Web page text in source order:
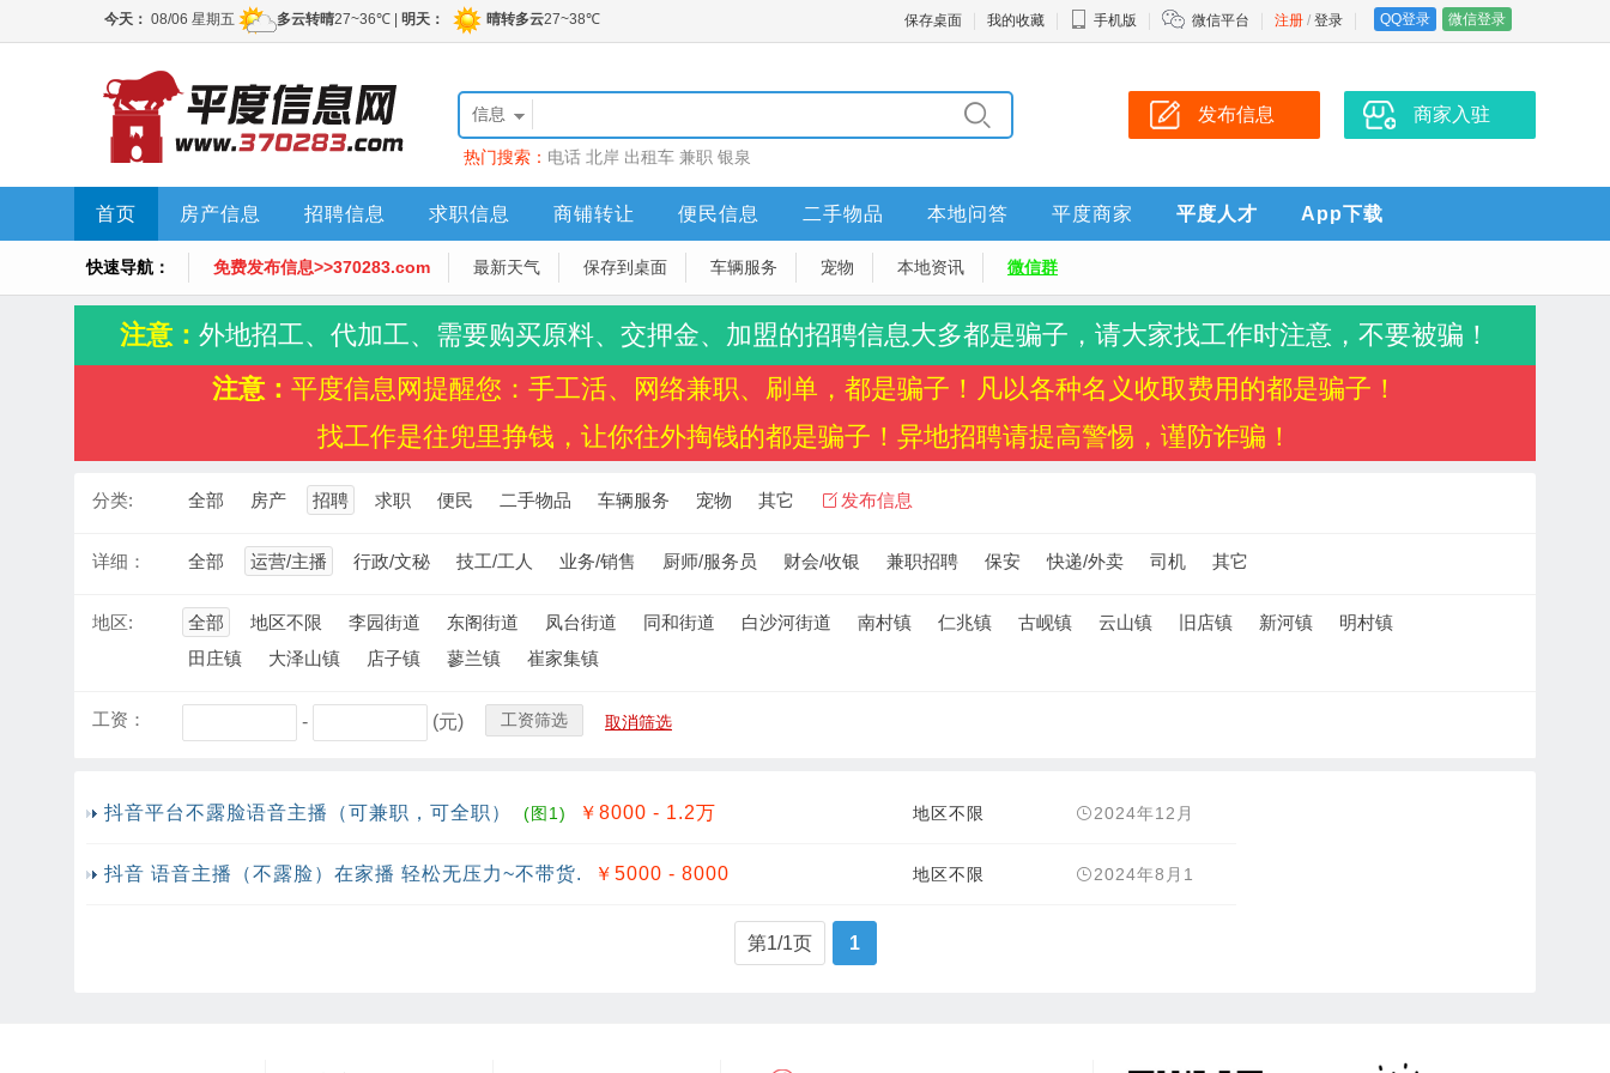
注册 / 登录 QQ登录 微信登录
保存桌面 我的收藏 手机版 微信平台
信息
热门搜索： 电话 北岸 出租车 兼职 银泉
发布信息 商家入驻
首页 房产信息 招聘信息 求职信息 商铺转让 便民信息 二手物品 本地问答 平度商家 平度人才 App下载
快速导航： 免费发布信息>>370283.com 最新天气 保存到桌面 车辆服务 宠物 本地资讯 微信群
注意： 外地招工、代加工、需要购买原料、交押金、加盟的招聘信息大多都是骗子，请大家找工作时注意，不要被骗！
注意： 平度信息网提醒您：手工活、网络兼职、刷单，都是骗子！凡以各种名义收取费用的都是骗子！
找工作是往兜里挣钱，让你往外掏钱的都是骗子！异地招聘请提高警惕，谨防诈骗！
分类: 全部 房产 招聘 求职 便民 二手物品 车辆服务 宠物 其它 发布信息
详细： 全部 运营/主播 行政/文秘 技工/工人 业务/销售 厨师/服务员 财会/收银 兼职招聘 保安 快递/外卖 司机 其它
地区: 全部 地区不限 李园街道 东阁街道 凤台街道 同和街道 白沙河街道 南村镇 仁兆镇 古岘镇 云山镇 旧店镇 新河镇
明村镇
田庄镇
大泽山镇 店子镇 蓼兰镇 崔家集镇
工资： - (元) 工资筛选 取消筛选
抖音平台不露脸语音主播（可兼职，可全职） (图1) ￥8000 - 1.2万 地区不限 2024年12月
23日
抖音 语音主播（不露脸）在家播 轻松无压力~不带货. ￥5000 - 8000 地区不限 2024年8月1
第1/1页 1